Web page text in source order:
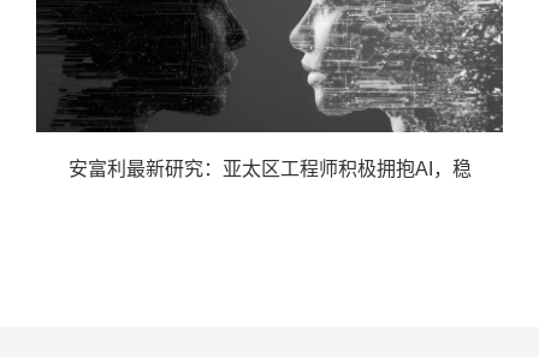
安富利最新研究：亚太区工程师积极拥抱AI，稳